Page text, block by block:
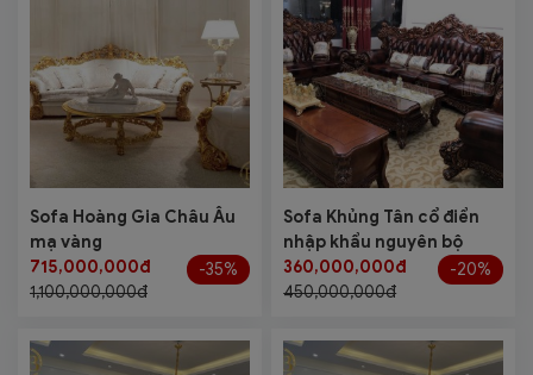
Sofa Hoàng Gia Châu Âu
mạ vàng
715,000,000đ
1,100,000,000đ
-35%
Sofa Khủng Tân cổ điển
nhập khẩu nguyên bộ
360,000,000đ
450,000,000đ
-20%